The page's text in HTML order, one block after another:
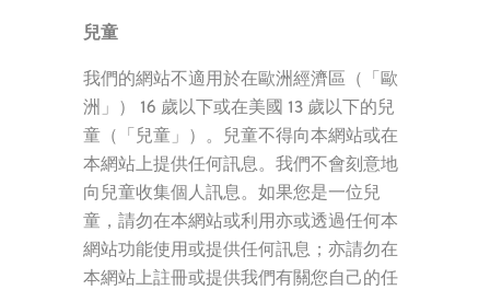
兒童
我們的網站不適用於在歐洲經濟區（「歐
洲」） 16 歲以下或在美國 13 歲以下的兒
童（「兒童」）。兒童不得向本網站或在
本網站上提供任何訊息。我們不會刻意地
向兒童收集個人訊息。如果您是一位兒
童，請勿在本網站或利用亦或透過任何本
網站功能使用或提供任何訊息；亦請勿在
本網站上註冊或提供我們有關您自己的任